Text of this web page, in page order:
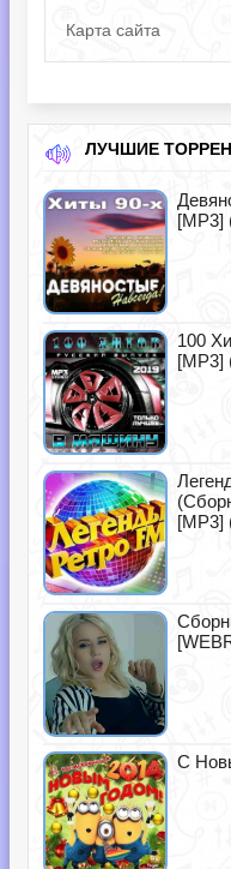
Карта сайта
ЛУЧШИЕ
[MP3]
100
[MP3]
[MP3]
С